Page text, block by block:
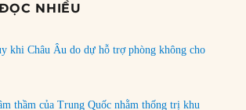
NHIỀU
khi Châu Âu do dự hỗ trợ phòng không cho
thầm của Trung Quốc nhằm thống trị khu